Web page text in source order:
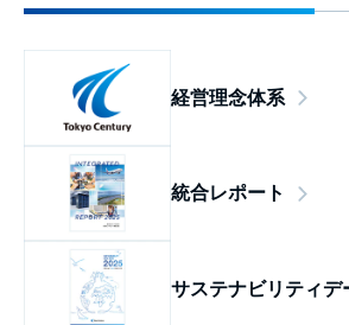
経営理念体系
統合レポート
サステナビリティデ